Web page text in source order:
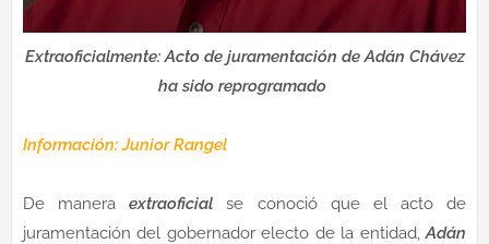
Extraoficialmente: Acto de juramentación de Adán Chávez
ha sido reprogramado
Información: Junior Rangel
De maneraextraoficial se conoció que el acto de
juramentación del gobernador electo de la entidad,Adán